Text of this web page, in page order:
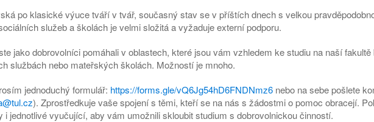
po klasické výuce tváří v tvář, současný stav se v příštích dnech s velkou
služeb a školách je velmi složitá a vyžaduje externí podporu.
jako dobrovolníci pomáhali v oblastech, které jsou vám vzhledem ke studiu na naší
službách nebo mateřských školách. Možností je mnoho.
jednoduchý formulář: https://forms.gle/vQ6Jg54hD6FNDNmz6 nebo na sebe pošlete
). Zprostředkuje vaše spojení s těmi, kteří se na nás s žádostmi o pomoc obracejí.
i jednotlivé vyučující, aby vám umožnili skloubit studium s dobrovolnickou činností.